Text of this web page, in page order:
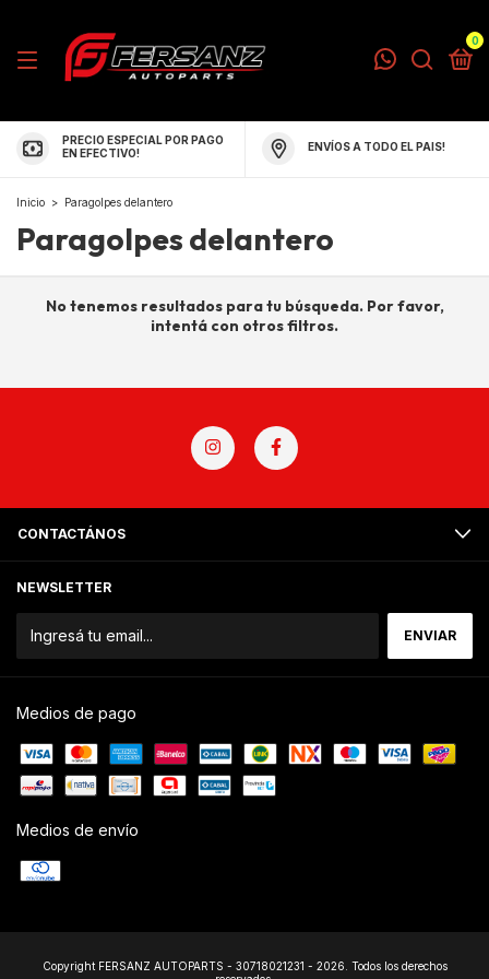
0
PRECIO ESPECIAL POR PAGO
EN EFECTIVO!
ENVÍOS A TODO EL PAIS!
Inicio > Paragolpes delantero
Paragolpes delantero
No tenemos resultados para tu búsqueda. Por favor,
intentá con otros filtros.
CONTACTÁNOS
NEWSLETTER
Medios de pago
Medios de envío
Copyright FERSANZ AUTOPARTS - 30718021231 - 2026. Todos los derechos